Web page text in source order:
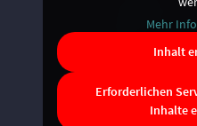
Mehr
Inhalt
Erforderlichen
Inhalte